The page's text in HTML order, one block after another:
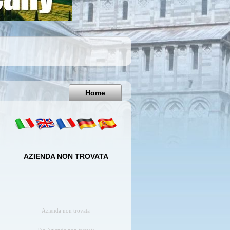
Italy
Home
AZIENDA NON TROVATA
Azienda non trovata